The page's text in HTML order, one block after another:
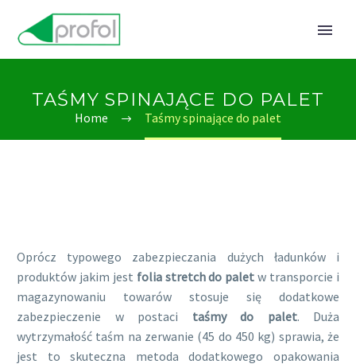
TAŚMY SPINAJĄCE DO PALET
Home Taśmy spinające do palet
Oprócz typowego zabezpieczania dużych ładunków i
produktów jakim jest folia stretch do palet w transporcie i
magazynowaniu towarów stosuje się dodatkowe
zabezpieczenie w postaci taśmy do palet. Duża
wytrzymałość taśm na zerwanie (45 do 450 kg) sprawia, że
jest to skuteczna metoda dodatkowego opakowania